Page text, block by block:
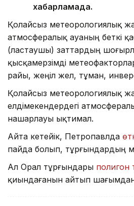
хабарламада.
Қолайсыз метеорологиялық
атмосфералық ауаның беткі
(ластаушы) заттардың
қысқамерзімді
райы, жеңіл жел, тұман,
Қолайсыз метеорологиялық
елдімекендердегі
нашарлауы ықтимал.
Айта кетейік, Петропавлда
пайда болып, тұрғындардың
Ал Орал тұрғындары полигон
қиындағанын айтып